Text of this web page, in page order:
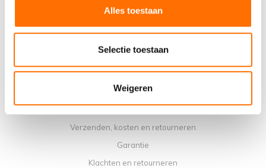
Alles toestaan
Selectie toestaan
Weigeren
Instructievideo's
Algemene voorwaarden
Privacybeleid
Verzenden, kosten en retourneren
Garantie
Klachten en retourneren